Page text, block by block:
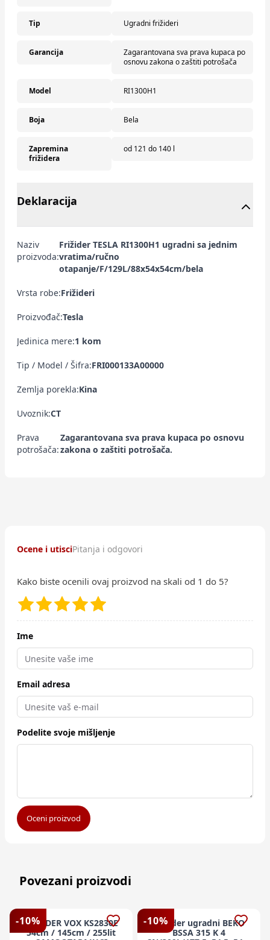
Tip Ugradni frižideri
Garancija
Zagarantovana sva prava kupaca po
osnovu zakona o zaštiti potrošača
Model RI1300H1
Boja Bela
Zapremina
frižidera
od 121 do 140 l
Deklaracija
Naziv
proizvoda:
Frižider TESLA RI1300H1 ugradni sa jednim
vratima/ručno
otapanje/F/129L/88x54x54cm/bela
Vrsta robe:Frižideri
Proizvođač:Tesla
Jedinica mere:1 kom
Tip / Model / Šifra:FRI000133A00000
Zemlja porekla:Kina
Uvoznik:CT
Prava
potrošača:
Zagarantovana sva prava kupaca po osnovu
zakona o zaštiti potrošača.
Ocene i utisciPitanja i odgovori
Kako biste ocenili ovaj proizvod na skali od 1 do 5?
Ime
Email adresa
Podelite svoje mišljenje
Oceni proizvod
Povezani proizvodi
-10%
FRIZIDER VOX KS2830E
54cm / 145cm / 255lit
-10%
Frizider ugradni BEKO
BSSA 315 K 4